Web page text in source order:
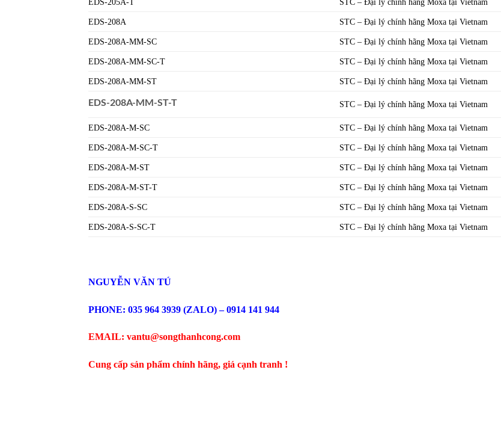
EDS-208A STC – Đại lý chính hãng Moxa tại Vietnam
EDS-208A-MM-SC STC – Đại lý chính hãng Moxa tại Vietnam
EDS-208A-MM-SC-T STC – Đại lý chính hãng Moxa tại Vietnam
EDS-208A-MM-ST STC – Đại lý chính hãng Moxa tại Vietnam
EDS-208A-MM-ST-T STC – Đại lý chính hãng Moxa tại Vietnam
EDS-208A-M-SC STC – Đại lý chính hãng Moxa tại Vietnam
EDS-208A-M-SC-T STC – Đại lý chính hãng Moxa tại Vietnam
EDS-208A-M-ST STC – Đại lý chính hãng Moxa tại Vietnam
EDS-208A-M-ST-T STC – Đại lý chính hãng Moxa tại Vietnam
EDS-208A-S-SC STC – Đại lý chính hãng Moxa tại Vietnam
EDS-208A-S-SC-T STC – Đại lý chính hãng Moxa tại Vietnam
NGUYỄN VĂN TÚ
PHONE: 035 964 3939 (ZALO) – 0914 141 944
EMAIL: vantu@songthanhcong.com
Cung cấp sản phẩm chính hãng, giá cạnh tranh !